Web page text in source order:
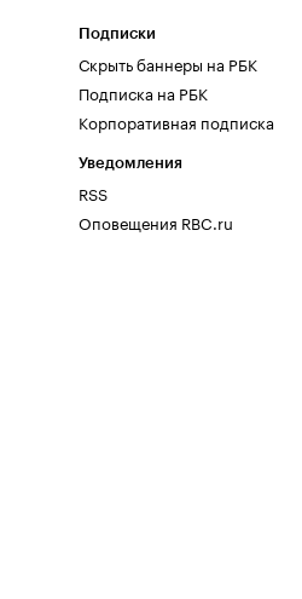
Подписки
Скрыть баннеры на РБК
Подписка на РБК
Корпоративная подписка
Уведомления
RSS
Оповещения RBC.ru